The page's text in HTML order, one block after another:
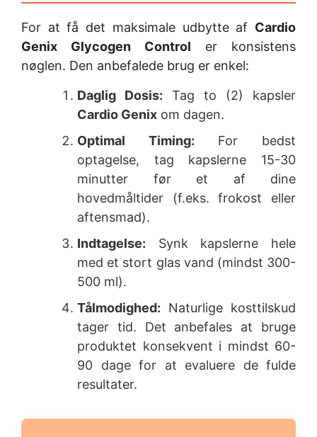
For at få det maksimale udbytte af Cardio
Genix Glycogen Control er konsistens
nøglen. Den anbefalede brug er enkel:
Daglig Dosis: Tag to (2) kapsler
Cardio Genix om dagen.
Optimal Timing: For bedst
optagelse, tag kapslerne 15-30
minutter før et af dine
hovedmåltider (f.eks. frokost eller
aftensmad).
Indtagelse: Synk kapslerne hele
med et stort glas vand (mindst 300-
500 ml).
Tålmodighed: Naturlige kosttilskud
tager tid. Det anbefales at bruge
produktet konsekvent i mindst 60-
90 dage for at evaluere de fulde
resultater.